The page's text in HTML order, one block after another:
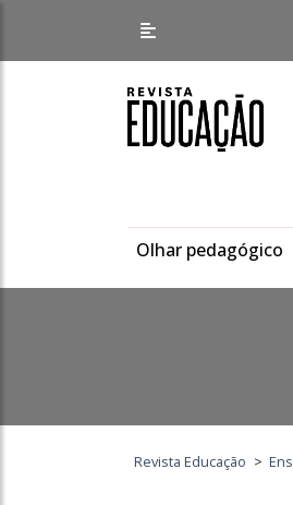
Olhar pedagógico
Revista Educação >